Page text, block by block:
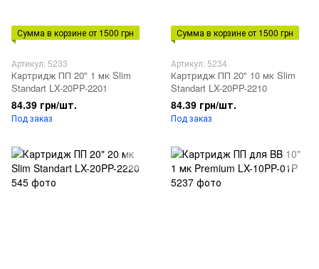
Сумма в корзине от 1500 грн
Артикул: 5233
Картридж ПП 20" 1 мк Slim
Standart LX-20PP-2201
84.39 грн/шт.
Под заказ
Сумма в корзине от 1500 грн
Артикул: 5234
Картридж ПП 20" 10 мк Slim
Standart LX-20PP-2210
84.39 грн/шт.
Под заказ